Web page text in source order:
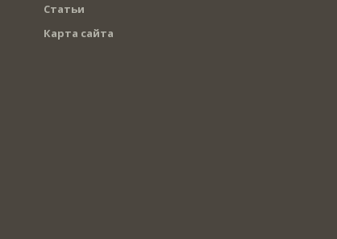
Статьи
Карта сайта